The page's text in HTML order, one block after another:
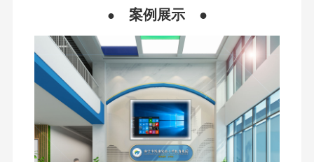
● 案例展示●